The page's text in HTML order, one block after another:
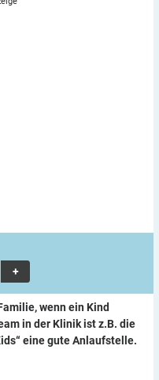
A
wenn ein Kind
in der Klinik ist z.B. die
eine gute Anlaufstelle.